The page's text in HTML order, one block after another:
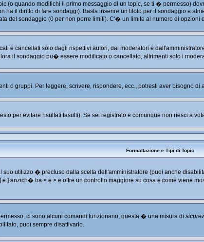
(o quando modifichi il primo messaggio di un topic, se ti � permesso)
ha il diritto di fare sondaggi). Basta inserire un titolo per il sondaggio e
del sondaggio (0 per non porre limiti). C'� un limite al numero di opzioni
e cancellati solo dagli rispettivi autori, dai moderatori e
il sondaggio pu� essere modificato o cancellato, altrimenti solo i
o gruppi. Per leggere, scrivere, rispondere, ecc., potresti aver bisogno
per evitare risultati fasulli). Se sei registrato e comunque non riesci a
Formattazione e Tipi di Topic
suo utilizzo � precluso dalla scelta dell'amministratore (puoi anche
] anzich� tra < e > e offre un controllo maggiore su cosa e come viene
ci sono alcuni comandi funzionano; questa � una misura di
puoi sempre disattivarlo.